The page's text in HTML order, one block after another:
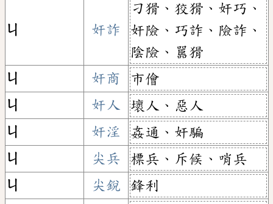
ㄐ 奸詐
刁猾、狡猾、奸巧、
奸險、巧詐、險詐、
陰險、嚚猾
ㄐ
奸商
市儈
ㄐ
奸人
壞人、惡人
ㄐ
奸淫
姦通、奸騙
ㄐ
尖兵
標兵、斥候、哨兵
ㄐ
尖銳
鋒利